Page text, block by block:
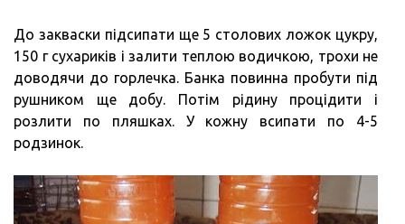
До закваски підсипати ще 5 столових ложок цукру,
150 г сухариків і залити теплою водичкою, трохи не
доводячи до горлечка. Банка повинна пробути під
рушником ще добу. Потім рідину процідити і
розлити по пляшках. У кожну всипати по 4-5
родзинок.